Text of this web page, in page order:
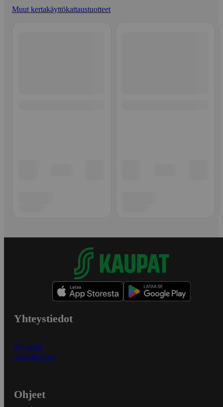
Muut kertakäyttökattaustuotteet
Yhteystiedot
Myymälät
Asiakaspalvelu
Ohjeet